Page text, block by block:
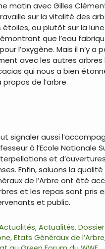
matin avec Gilles
sur la vitalité des
ou plutôt sur la
que l’eau
l’oxygène. Mais il n’y a
avec les autres arbres
qui nous a bien
de l’arbre.
signaler aussi
à l’Ecole Nationale
et
Enfin, saluons la
de l’Arbre ont été
et les repas sont pris
et public.
, Actualités,
,Etats Généraux de l’Arbre